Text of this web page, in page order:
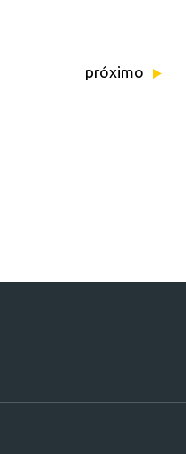
próximo